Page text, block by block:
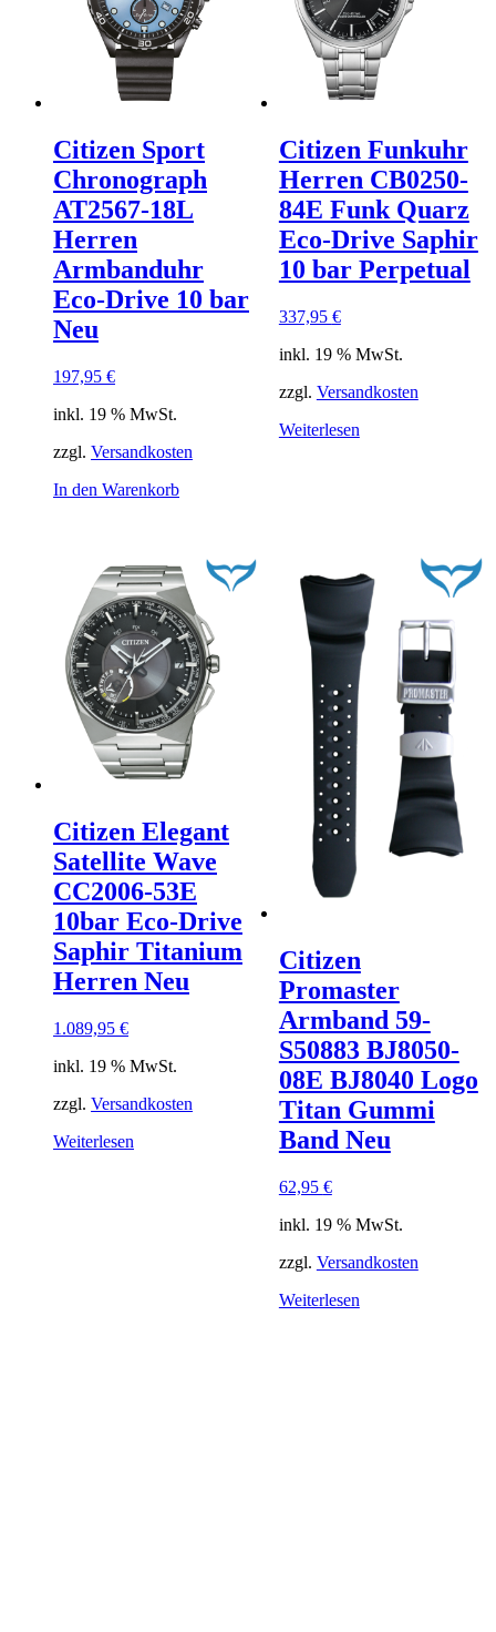
Citizen Sport
Chronograph
AT2567-18L
Herren
Armbanduhr
Eco-Drive 10 bar
Neu
197,95 €
inkl. 19 % MwSt.
zzgl. Versandkosten
In den Warenkorb
Citizen Funkuhr
Herren CB0250-
84E Funk Quarz
Eco-Drive Saphir
10 bar Perpetual
337,95 €
inkl. 19 % MwSt.
zzgl. Versandkosten
Weiterlesen
Citizen Elegant
Satellite Wave
CC2006-53E
10bar Eco-Drive
Saphir Titanium
Herren Neu
1.089,95 €
inkl. 19 % MwSt.
zzgl. Versandkosten
Weiterlesen
Citizen
Promaster
Armband 59-
S50883 BJ8050-
08E BJ8040 Logo
Titan Gummi
Band Neu
62,95 €
inkl. 19 % MwSt.
zzgl. Versandkosten
Weiterlesen